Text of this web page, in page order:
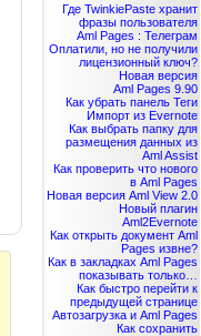
Где TwinkiePaste хранит
фразы пользователя
Aml Pages : Телеграм
Оплатили, но не получили
лицензионный ключ?
Новая версия
Aml Pages 9.90
Как убрать панель Теги
Импорт из Evernote
Как выбрать папку для
размещения данных из
Aml Assist
Как проверить что нового
в Aml Pages
Новая версия Aml View 2.0
Новый плагин
Aml2Evernote
Как открыть документ Aml
Pages извне?
Как в закладках Aml Pages
показывать только…
Как быстро перейти к
предыдущей странице
Автозагрузка и Aml Pages
Как сохранить